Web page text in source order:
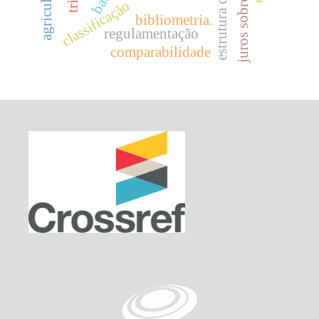
classificaçãobibliometria.
regulamentação
comparabilidade